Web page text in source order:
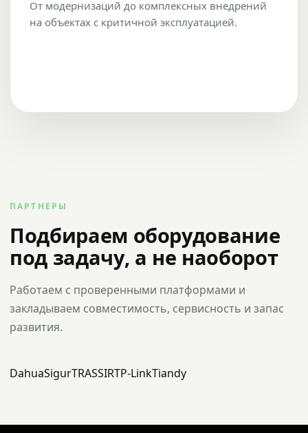
От модернизаций до комплексных внедрений
на объектах с критичной эксплуатацией.
ПАРТНЕРЫ
Подбираем оборудование
под задачу, а не наоборот
Работаем с проверенными платформами и
закладываем совместимость, сервисность и запас
развития.
DahuaSigurTRASSIRTP-LinkTiandy